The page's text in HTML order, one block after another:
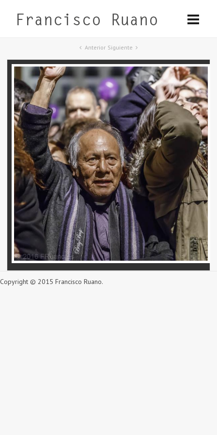
Anterior Siguiente
Copyright © 2015 Francisco Ruano.